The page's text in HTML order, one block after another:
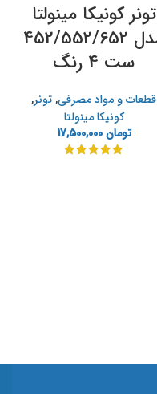
تونر کونيکا مينولتا
مدل 452/552/652
ست 4 رنگ
قطعات و مواد مصرفی,تونر,
کونیکا مینولتا
تومان17,500,000